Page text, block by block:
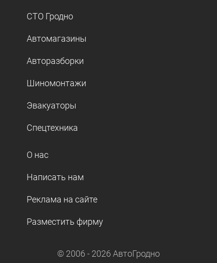
СТО Гродно
Автомагазины
Авторазборки
Шиномонтажи
Эвакуаторы
Спецтехника
О нас
Написать нам
Реклама на сайте
Разместить фирму
© 2006 - 2026 АвтоГродно